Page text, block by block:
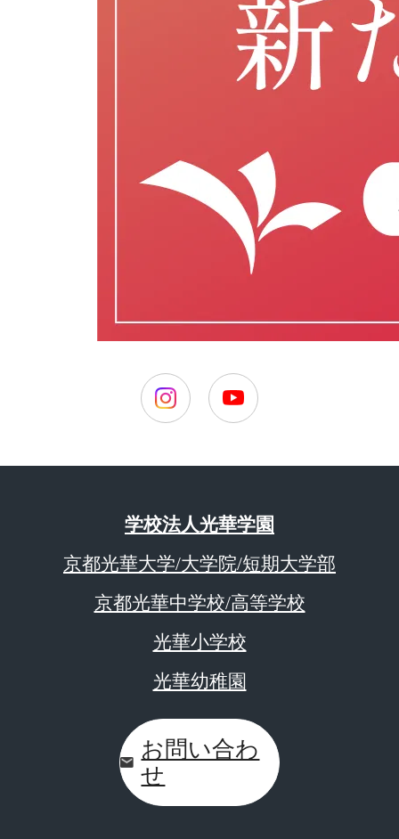
学校法人光華学園
京都光華大学/大学院/短期大学部
京都光華中学校/高等学校
光華小学校
光華幼稚園
お問い合わ
せ